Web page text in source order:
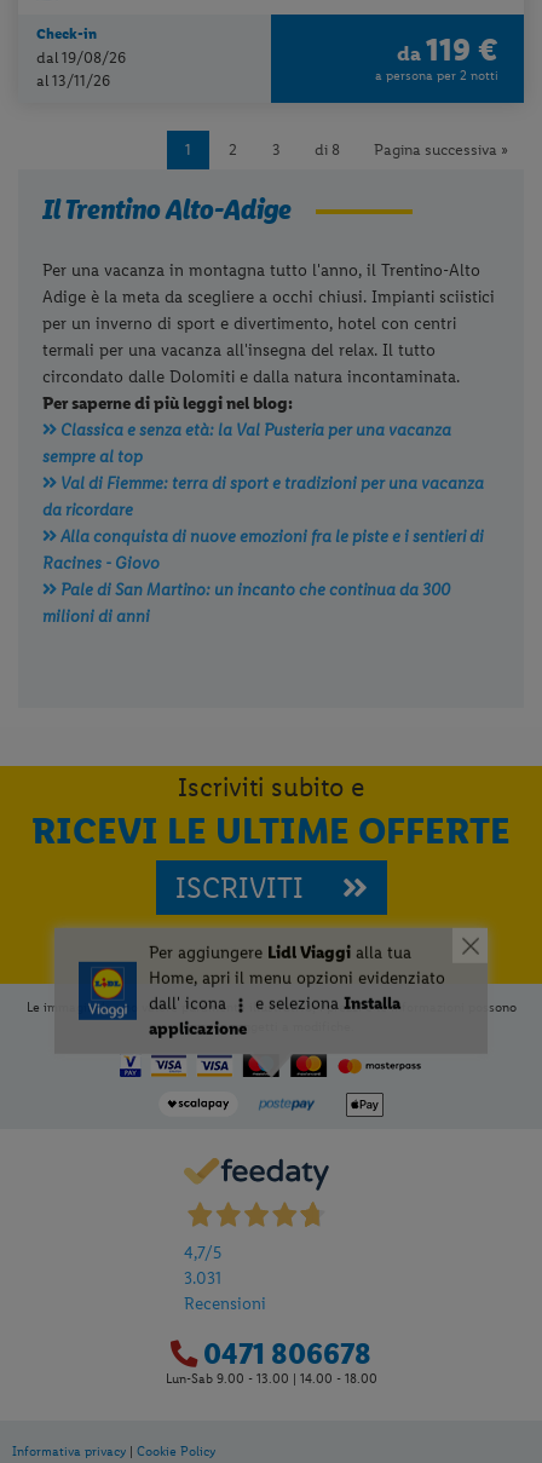
Check-in
dal 19/08/26
al 13/11/26
da 119 €
a persona per 2 notti
1 2 3 di 8 Pagina successiva »
Il Trentino Alto-Adige
Per una vacanza in montagna tutto l'anno, il Trentino-Alto
Adige è la meta da scegliere a occhi chiusi. Impianti sciistici
per un inverno di sport e divertimento, hotel con centri
termali per una vacanza all'insegna del relax. Il tutto
circondato dalle Dolomiti e dalla natura incontaminata.
Per saperne di più leggi nel blog:
Classica e senza età: la Val Pusteria per una vacanza
sempre al top
Val di Fiemme: terra di sport e tradizioni per una vacanza
da ricordare
Alla conquista di nuove emozioni fra le piste e i sentieri di
Racines - Giovo
Pale di San Martino: un incanto che continua da 300
milioni di anni
Iscriviti subito e
RICEVI LE ULTIME OFFERTE
ISCRIVITI
Le immagini hanno valore puramente illustrativo; i prezzi e le informazioni possono
essere soggetti a modifiche.
4,7/5
3.031
Recensioni
0471 806678
Lun-Sab 9.00 - 13.00 | 14.00 - 18.00
Informativa privacy | Cookie Policy